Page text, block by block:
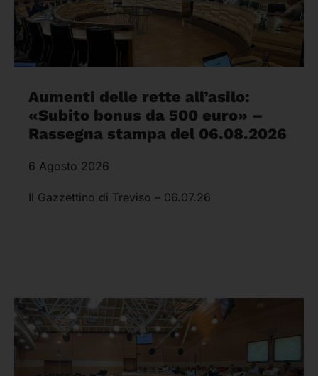
Aumenti delle rette all’asilo:
«Subito bonus da 500 euro» –
Rassegna stampa del 06.08.2026
6 Agosto 2026
Il Gazzettino di Treviso – 06.07.26